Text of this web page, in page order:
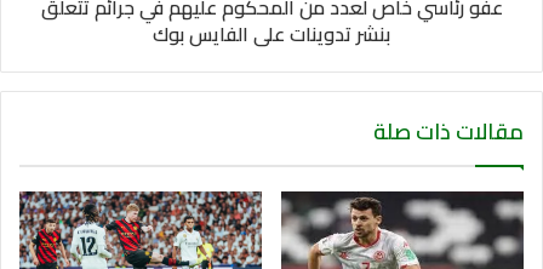
بنشر تدوينات على الفايس بوك
مقالات ذات صلة